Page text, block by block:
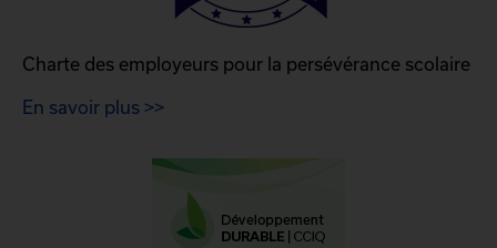
Charte des employeurs pour la persévérance scolaire
En savoir plus >>